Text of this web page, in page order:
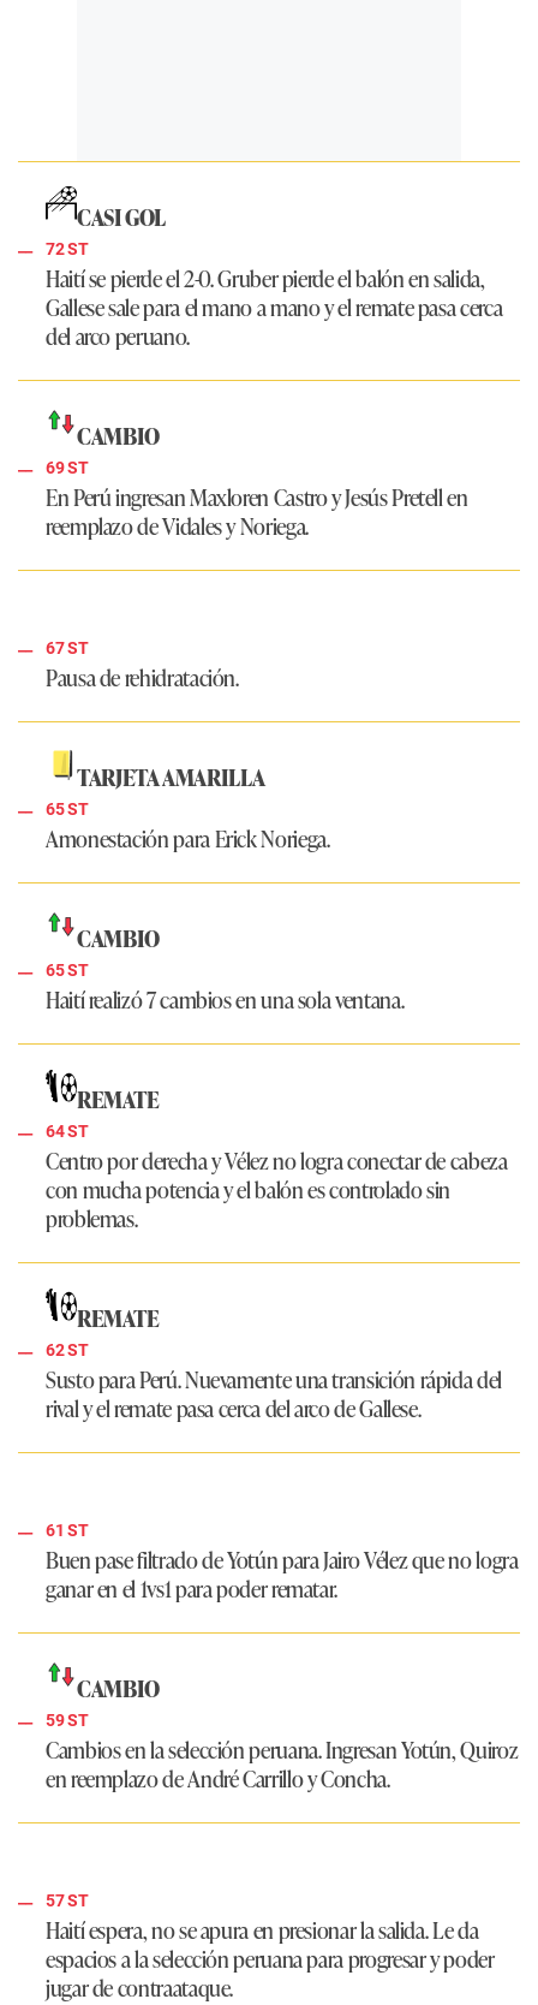
CASI GOL
72 ST
Haití se pierde el 2-0. Gruber pierde el balón en salida,
Gallese sale para el mano a mano y el remate pasa cerca
del arco peruano.
CAMBIO
69 ST
En Perú ingresan Maxloren Castro y Jesús Pretell en
reemplazo de Vidales y Noriega.
67 ST
Pausa de rehidratación.
TARJETA AMARILLA
65 ST
Amonestación para Erick Noriega.
CAMBIO
65 ST
Haití realizó 7 cambios en una sola ventana.
REMATE
64 ST
Centro por derecha y Vélez no logra conectar de cabeza
con mucha potencia y el balón es controlado sin
problemas.
REMATE
62 ST
Susto para Perú. Nuevamente una transición rápida del
rival y el remate pasa cerca del arco de Gallese.
61 ST
Buen pase filtrado de Yotún para Jairo Vélez que no logra
ganar en el 1vs1 para poder rematar.
CAMBIO
59 ST
Cambios en la selección peruana. Ingresan Yotún, Quiroz
en reemplazo de André Carrillo y Concha.
57 ST
Haití espera, no se apura en presionar la salida. Le da
espacios a la selección peruana para progresar y poder
jugar de contraataque.